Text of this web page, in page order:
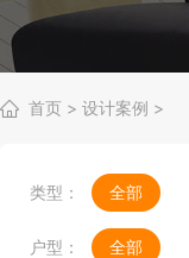
首页 > 设计案例 >
类型： 全部
户型： 全部